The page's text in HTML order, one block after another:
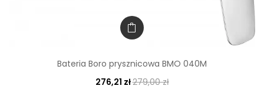
Bateria Boro prysznicowa BMO 040M
276,21 zł279,00 zł